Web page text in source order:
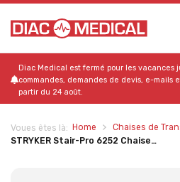
Diac Medical est fermé pour les vacances
commandes, demandes de devis, e-mails
partir du 24 août.
Voues êtes là: Home
Chaises de
STRYKER Stair-Pro 6252 Chaise…